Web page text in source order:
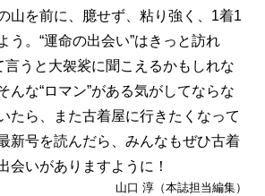
山を前に、臆せず、粘り強く、1着1
う。“運命の出会い”はきっと訪れ
言うと大袈裟に聞こえるかもしれな
んな“ロマン”がある気がしてならな
たら、また古着屋に行きたくなって
新号を読んだら、みんなもぜひ古着
会いがありますように！
山口 淳（本誌担当編集）